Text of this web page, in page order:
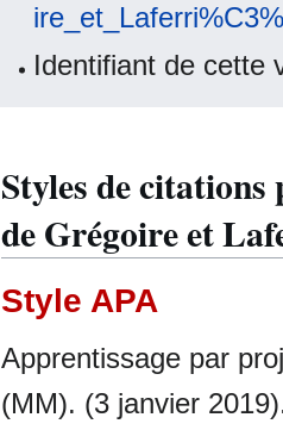
Identifiant de cette
Styles de
de Grégoire et
Style APA
Apprentissage par
(MM). (3 janvier